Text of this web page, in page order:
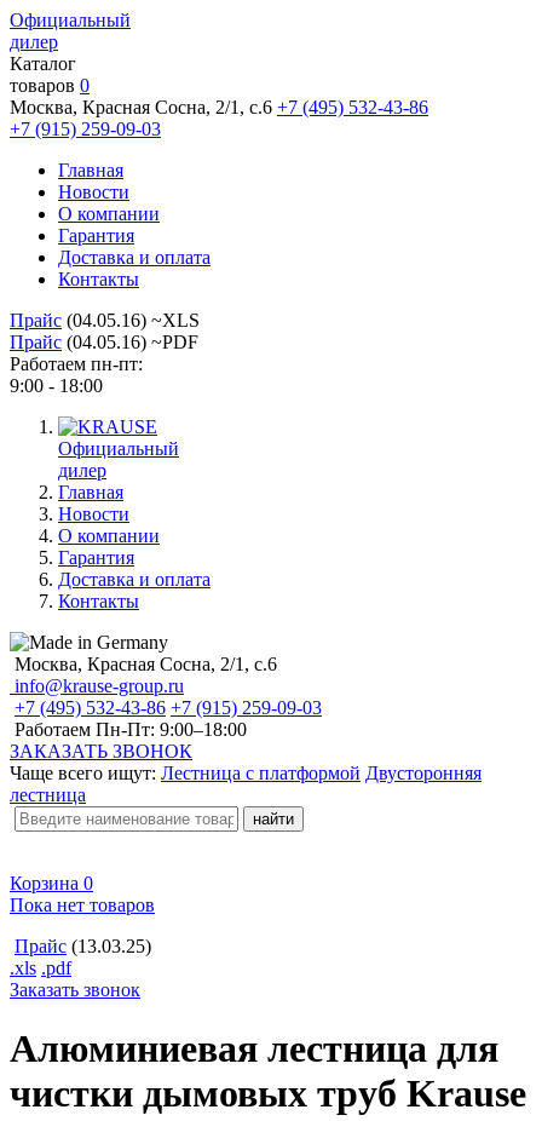
Официальный
дилер
Каталог
товаров 0
Москва, Красная Сосна, 2/1, с.6 +7 (495) 532-43-86
+7 (915) 259-09-03
Главная
Новости
О компании
Гарантия
Доставка и оплата
Контакты
Прайс (04.05.16) ~XLS
Прайс (04.05.16) ~PDF
Работаем пн-пт:
9:00 - 18:00
Официальный
дилер
Главная
Новости
О компании
Гарантия
Доставка и оплата
Контакты
Москва, Красная Сосна, 2/1, с.6
info@krause-group.ru
+7 (495) 532-43-86 +7 (915) 259-09-03
Работаем Пн-Пт: 9:00–18:00
ЗАКАЗАТЬ ЗВОНОК
Чаще всего ищут: Лестница с платформой Двусторонняя
лестница
Корзина 0
Пока нет товаров
Прайс (13.03.25)
.xls .pdf
Заказать звонок
Алюминиевая лестница для
чистки дымовых труб Krause